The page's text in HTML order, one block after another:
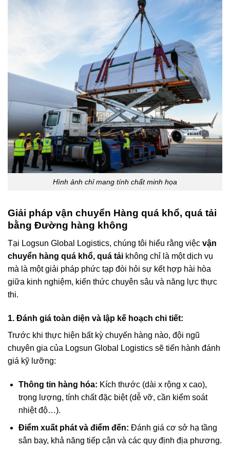
Hình ảnh chỉ mang tính chất minh họa
Giải pháp vận chuyển Hàng quá khổ, quá tải
bằng Đường hàng không
Tại Logsun Global Logistics, chúng tôi hiểu rằng việc vận
chuyển hàng quá khổ, quá tải không chỉ là một dịch vụ
mà là một giải pháp phức tạp đòi hỏi sự kết hợp hài hòa
giữa kinh nghiệm, kiến thức chuyên sâu và năng lực thực
thi.
1. Đánh giá toàn diện và lập kế hoạch chi tiết:
Trước khi thực hiện bất kỳ chuyến hàng nào, đội ngũ
chuyên gia của Logsun Global Logistics sẽ tiến hành đánh
giá kỹ lưỡng:
Thông tin hàng hóa: Kích thước (dài x rộng x cao),
trọng lượng, tính chất đặc biệt (dễ vỡ, cần kiểm soát
nhiệt độ…).
Điểm xuất phát và điểm đến: Đánh giá cơ sở hạ tầng
sân bay, khả năng tiếp cận và các quy định địa phương.